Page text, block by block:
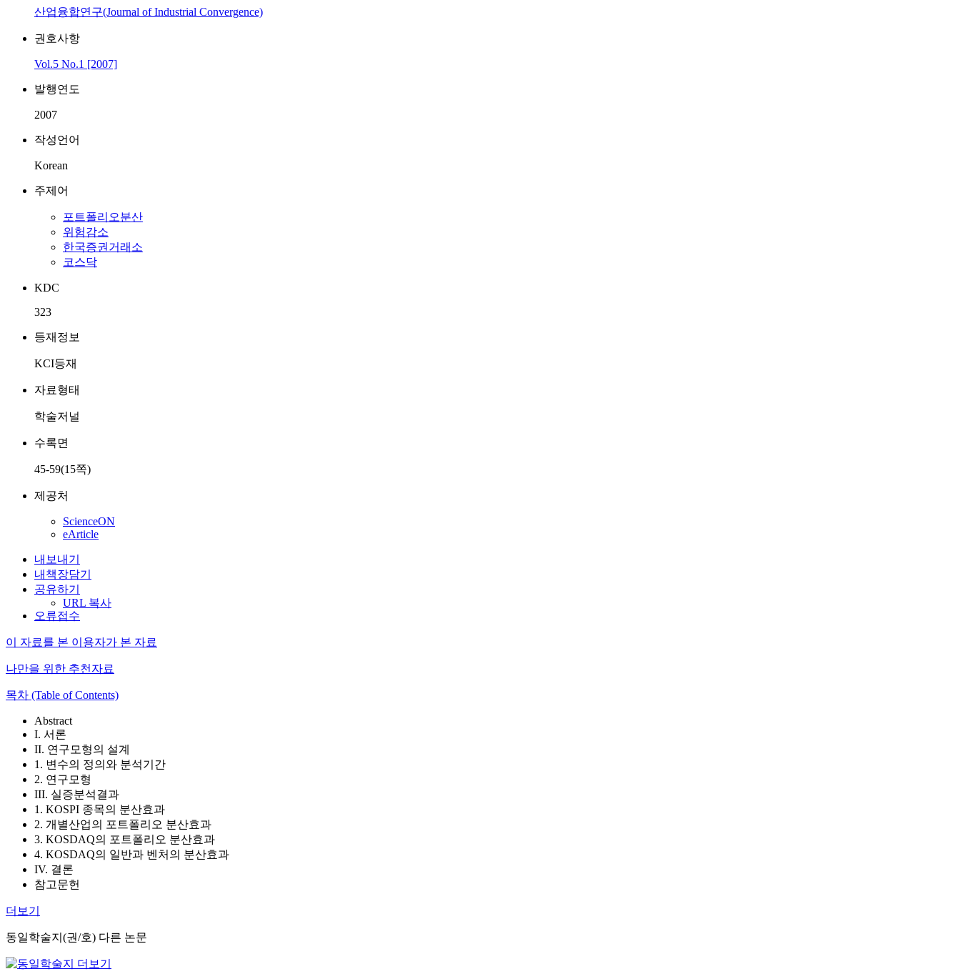
산업융합연구(Journal of Industrial Convergence)
권호사항
Vol.5 No.1 [2007]
발행연도
2007
작성언어
Korean
주제어
포트폴리오분산
위험감소
한국증권거래소
코스닥
KDC
323
등재정보
KCI등재
자료형태
학술저널
수록면
45-59(15쪽)
제공처
ScienceON
eArticle
내보내기
내책장담기
공유하기
URL 복사
오류접수
이 자료를 본 이용자가 본 자료
나만을 위한 추천자료
목차 (Table of Contents)
Abstract
I. 서론
II. 연구모형의 설계
1. 변수의 정의와 분석기간
2. 연구모형
III. 실증분석결과
1. KOSPI 종목의 분산효과
2. 개별산업의 포트폴리오 분산효과
3. KOSDAQ의 포트폴리오 분산효과
4. KOSDAQ의 일반과 벤처의 분산효과
IV. 결론
참고문헌
더보기
동일학술지(권/호) 다른 논문